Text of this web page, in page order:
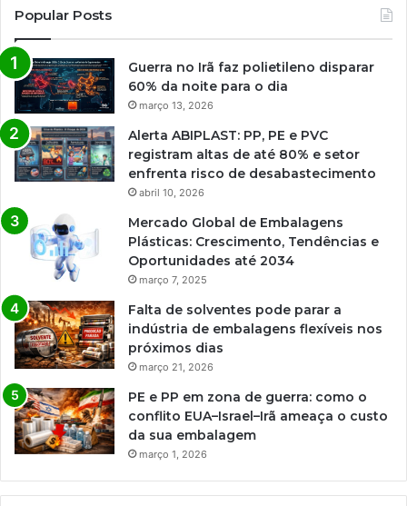
Popular Posts
Guerra no Irã faz polietileno disparar
60% da noite para o dia
março 13, 2026
Alerta ABIPLAST: PP, PE e PVC
registram altas de até 80% e setor
enfrenta risco de desabastecimento
abril 10, 2026
Mercado Global de Embalagens
Plásticas: Crescimento, Tendências e
Oportunidades até 2034
março 7, 2025
Falta de solventes pode parar a
indústria de embalagens flexíveis nos
próximos dias
março 21, 2026
PE e PP em zona de guerra: como o
conflito EUA–Israel–Irã ameaça o custo
da sua embalagem
março 1, 2026